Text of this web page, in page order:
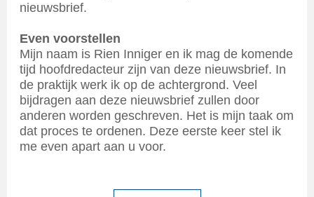
nieuwsbrief.
Even voorstellen
Mijn naam is Rien Inniger en ik mag de komende
tijd hoofdredacteur zijn van deze nieuwsbrief. In
de praktijk werk ik op de achtergrond. Veel
bijdragen aan deze nieuwsbrief zullen door
anderen worden geschreven. Het is mijn taak om
dat proces te ordenen. Deze eerste keer stel ik
me even apart aan u voor.